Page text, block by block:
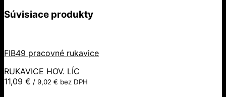
Súvisiace produkty
FIB49 pracovné rukavice
RUKAVICE HOV. LÍC
11,09 € / 9,02 € bez DPH